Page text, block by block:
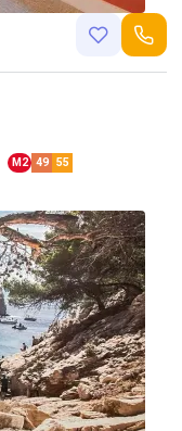
M2 49 55